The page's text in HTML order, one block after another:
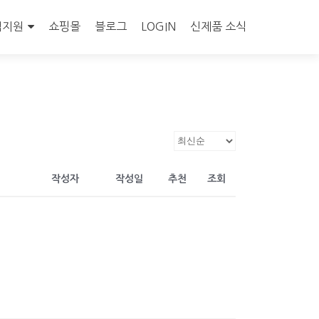
지원 쇼핑몰 블로그 LOGIN 신제품 소식
작성자 작성일 추천 조회